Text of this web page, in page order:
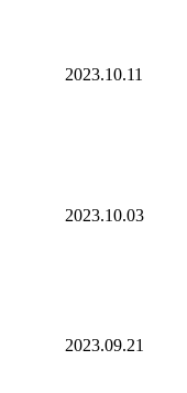
2023.10.11
2023.10.03
2023.09.21